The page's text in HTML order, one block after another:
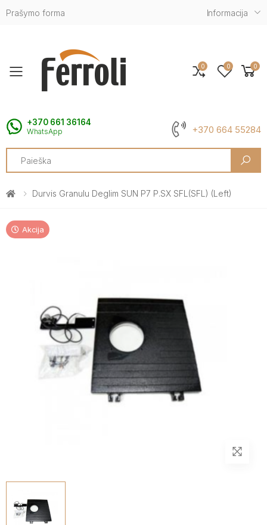
Prašymo forma Informacija
Toggle mobile menu
+370 661 36164
WhatsApp +370 664 55284
Search
0 0 0
Durvis Granulu Deglim SUN P7 P.SX SFL(SFL) (left)
Akcija